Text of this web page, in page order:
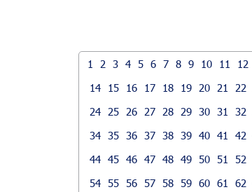
1 2 3 4 5 6 7 8 9 10 11 12
14
15 16 17 18 19 20 21 22
24
25 26 27 28 29 30 31 32
34 35 36 37 38 39 40 41 42
44 45 46 47 48 49 50 51 52
54 55 56 57 58 59 60 61 62